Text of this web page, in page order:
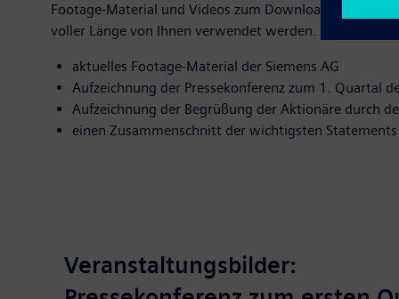
Footage-Material und Videos zum Download in TV-
voller Länge von Ihnen verwendet werden.
aktuelles Footage-Material der Siemens AG
Aufzeichnung der Pressekonferenz zum 1. Quartal
Aufzeichnung der Begrüßung der Aktionäre durch
einen Zusammenschnitt der wichtigsten
Veranstaltungsbilder: